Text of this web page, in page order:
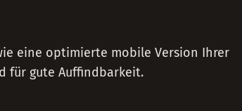
eine optimierte mobile Version Ihrer
für gute Auffindbarkeit.